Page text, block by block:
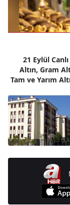
21 Eylül
Altın, Gram
Tam ve Yarım